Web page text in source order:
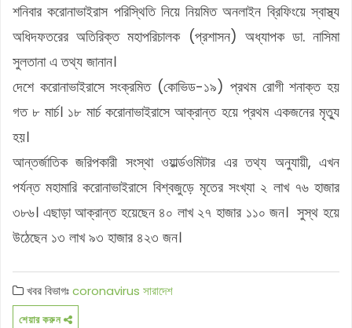
শনিবার করোনাভাইরাস পরিস্থিতি নিয়ে নিয়মিত অনলাইন ব্রিফিংয়ে স্বাস্থ্য
অধিদফতরের অতিরিক্ত মহাপরিচালক (প্রশাসন) অধ্যাপক ডা. নাসিমা
সুলতানা এ তথ্য জানান।
দেশে করোনাভাইরাসে সংক্রমিত (কোভিড-১৯) প্রথম রোগী শনাক্ত হয়
গত ৮ মার্চ। ১৮ মার্চ করোনাভাইরাসে আক্রান্ত হয়ে প্রথম একজনের মৃত্যু
হয়।
আন্তর্জাতিক জরিপকারী সংস্থা ওয়ার্ল্ডওমিটার এর তথ্য অনুযায়ী, এখন
পর্যন্ত মহামারি করোনাভাইরাসে বিশ্বজুড়ে মৃতের সংখ্যা ২ লাখ ৭৬ হাজার
৩৮৬। এছাড়া আক্রান্ত হয়েছেন ৪০ লাখ ২৭ হাজার ১১০ জন। সুস্থ হয়ে
উঠেছেন ১৩ লাখ ৯৩ হাজার ৪২৩ জন।
খবর বিভাগঃcoronavirus সারাদেশ
শেয়ার করুন